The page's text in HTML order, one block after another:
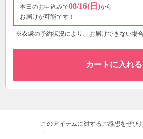
本日のお申込みで08/16(日)から
お届けが可能です！
※衣裳の予約状況により、お届けできない場合
カートに入れる
このアイテムに対するご感想をぜひ